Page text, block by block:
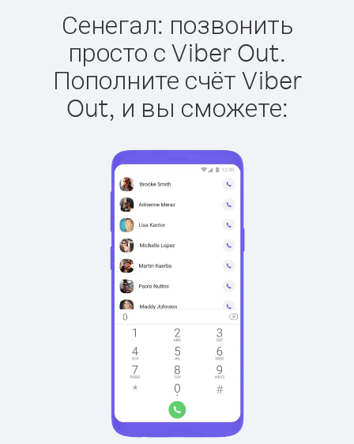
Сенегал: позвонить
просто с Viber Out.
Пополните счёт Viber
Out, и вы сможете: